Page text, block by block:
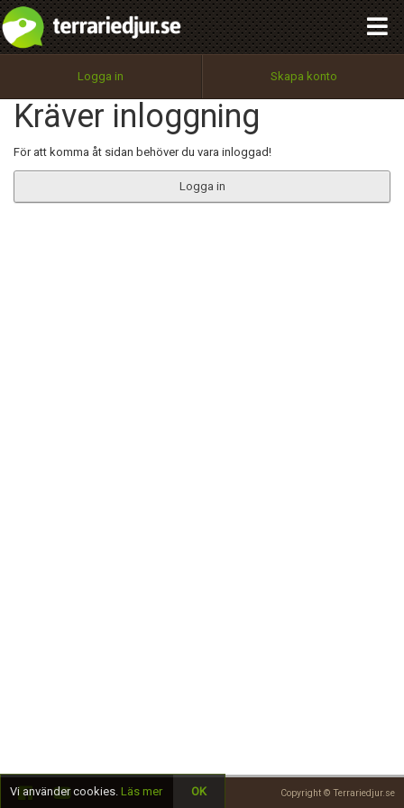
Logga in Skapa konto
Kräver inloggning
För att komma åt sidan behöver du vara inloggad!
Logga in
Copyright © Terrariedjur.se
Utför
100%
OK
integritetspolicy
Namn:
Epost:
Begär nytt lösenord
Tillbaka till förstasidan
Vi använder cookies. Läs mer OK